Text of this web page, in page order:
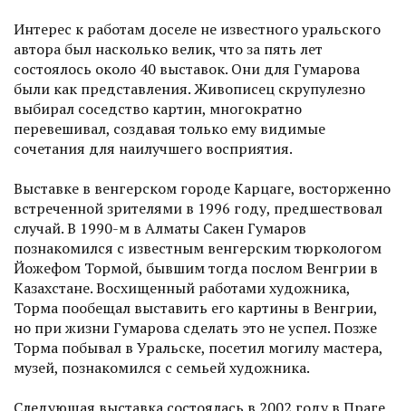
Интерес к работам доселе не известного уральского
автора был насколько велик, что за пять лет
состоялось около 40 выс­тавок. Они для Гумарова
были как представления. Живописец скрупулезно
выбирал соседство картин, многократно
перевешивал, создавая только ему видимые
сочетания для наилучшего восприятия.
Выставке в венгерском городе Карцаге, восторженно
встреченной зрителями в 1996 году, предшествовал
случай. В 1990-м в Алматы Сакен Гумаров
познакомился с известным венгерским тюркологом
Йожефом Тормой, бывшим тогда послом Венгрии в
Казахстане. Восхищенный работами художника,
Торма по­обещал выставить его картины в Венгрии,
но при жизни Гумарова сделать это не успел. Позже
Торма побывал в Уральске, посетил могилу мастера,
музей, познакомился с семьей художника.